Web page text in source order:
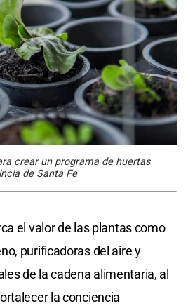
crear un programa de huertas
de Santa Fe
el valor de las plantas como
purificadoras del aire y
de la cadena alimentaria, al
la conciencia